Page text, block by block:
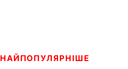
НАЙПОПУЛЯРНІШЕ